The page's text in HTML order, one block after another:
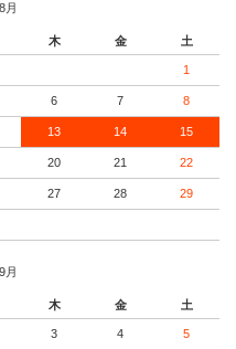
月
木 金 土
1
6 7 8
13 14 15
20 21 22
27 28 29
月
木 金 土
3 4 5